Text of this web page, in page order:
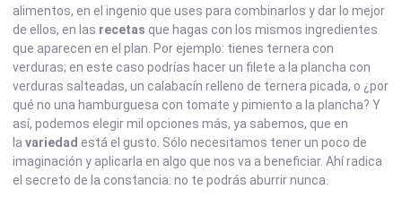
alimentos, en el ingenio que uses para combinarlos y dar lo mejor
de ellos, en las recetas que hagas con los mismos ingredientes
que aparecen en el plan. Por ejemplo: tienes ternera con
verduras; en este caso podrías hacer un filete a la plancha con
verduras salteadas, un calabacín relleno de ternera picada, o ¿por
qué no una hamburguesa con tomate y pimiento a la plancha? Y
así, podemos elegir mil opciones más, ya sabemos, que en
la variedad está el gusto. Sólo necesitamos tener un poco de
imaginación y aplicarla en algo que nos va a beneficiar. Ahí radica
el secreto de la constancia: no te podrás aburrir nunca.